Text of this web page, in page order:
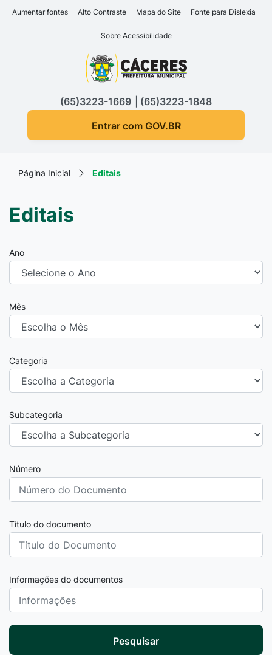
Seção de atalhos e links
Ir para o conteúdo [alt+1]
Ir para o rodapé [alt+4]
Aumentar fontes Alto Contraste Mapa do Site Fonte para Dislexia
Sobre Acessibilidade
Seção do menu principal
(65)3223-1669
(65)3223-1848
Entrar com GOV.BR
Página Inicial Editais
Editais
Ano
Mês
Categoria
Subcategoria
Número
Título do documento
Informações do documentos
Pesquisar